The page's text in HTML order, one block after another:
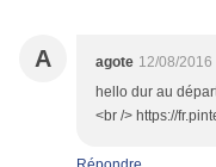
A agote 12/08/2016
hello dur au
<br /> https://